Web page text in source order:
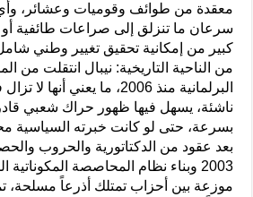
معقدة من طوائف وقوميات وعشائر،
سرعان ما تنزلق إلى صراعات طائفية
كبير من إمكانية تحقيق تغيير وطني
من الناحية التاريخية: نيبال انتقلت من
البرلمانية منذ 2006، ما يعني
ناشئة، يسهل فيها ظهور حراك شعبي
بسرعة، حتى لو كانت خبرته السياسية
بعد عقود من الدكتاتورية والحروب
2003 وبناء نظام المحاصصة
موزعة بين أحزاب تمتلك أذرعاً مسلحة،